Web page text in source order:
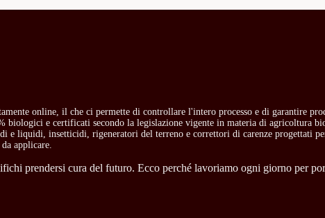
online, il che ci permette di controllare l'intero processo e di garantire
e certificati secondo la legislazione vigente in materia di agricoltura
e liquidi, insetticidi, rigeneratori del terreno e correttori di carenze progettati
applicare.
prendersi cura del futuro. Ecco perché lavoriamo ogni giorno per